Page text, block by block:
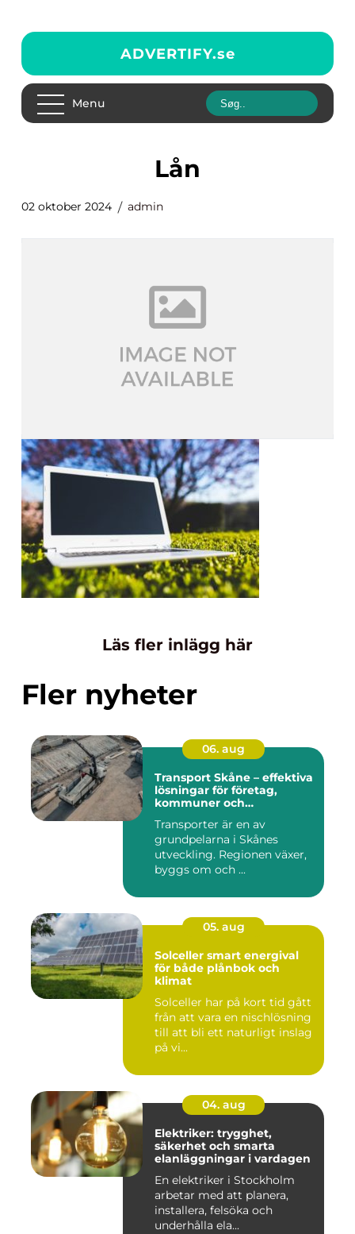
ADVERTIFY.se
Menu
lån
02 oktober 2024 admin
Läs fler inlägg här
Fler nyheter
06. aug
Transport Skåne – effektiva
lösningar för företag,
kommuner och
Transporter är en av
grundpelarna i Skånes
utveckling. Regionen växer,
byggs om och ...
05. aug
Solceller smart energival
för både plånbok och
klimat
Solceller har på kort tid gått
från att vara en nischlösning
till att bli ett naturligt inslag
på vi...
04. aug
Elektriker: trygghet,
säkerhet och smarta
elanläggningar i vardagen
En elektriker i Stockholm
arbetar med att planera,
installera, felsöka och
underhålla ela...